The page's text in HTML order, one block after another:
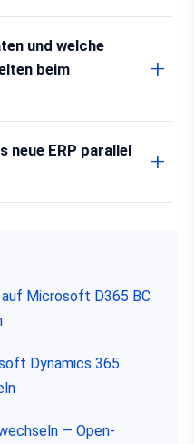
und welche
beim
neue ERP parallel
Microsoft D365 BC
Dynamics 365
— Open-